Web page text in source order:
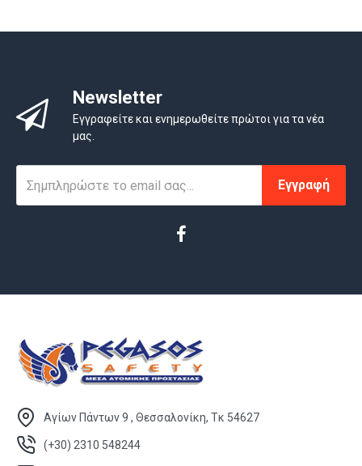
Newsletter
Εγγραφείτε και ενημερωθείτε πρώτοι για τα νέα
μας.
Εγγραφή
Αγίων Πάντων 9 , Θεσσαλονίκη, Τκ 54627
(+30) 2310 548244